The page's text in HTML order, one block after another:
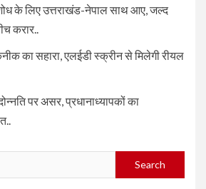
के लिए उत्तराखंड-नेपाल साथ आए, जल्द
करार..
का सहारा, एलईडी स्क्रीन से मिलेगी रीयल
पर असर, प्रधानाध्यापकों का